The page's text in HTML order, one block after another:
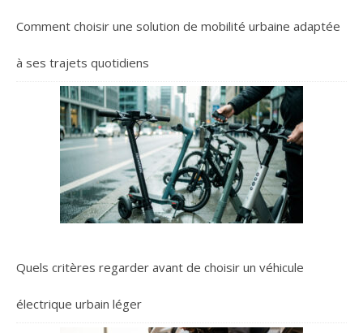
Comment choisir une solution de mobilité urbaine adaptée
à ses trajets quotidiens
Quels critères regarder avant de choisir un véhicule
électrique urbain léger